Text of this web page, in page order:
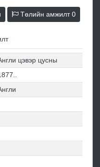
Төлийн амжилт0
цэвэр цусны